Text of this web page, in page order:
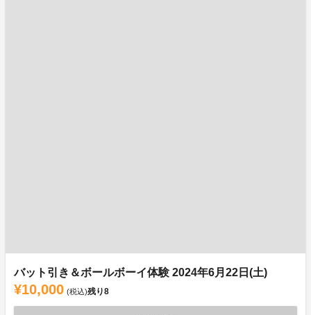
バット引き＆ボールボーイ体験 2024年6月22日(土)
¥10,000 (税込)残り8